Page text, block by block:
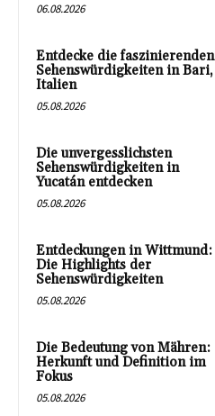
06.08.2026
Entdecke die faszinierenden
Sehenswürdigkeiten in Bari,
Italien
05.08.2026
Die unvergesslichsten
Sehenswürdigkeiten in
Yucatán entdecken
05.08.2026
Entdeckungen in Wittmund:
Die Highlights der
Sehenswürdigkeiten
05.08.2026
Die Bedeutung von Mähren:
Herkunft und Definition im
Fokus
05.08.2026